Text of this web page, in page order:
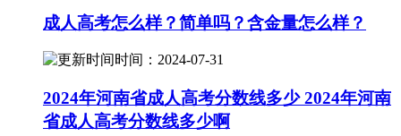
成人高考怎么样？简单吗？含金量怎么样？
时间：2024-07-31
2024年河南省成人高考分数线多少 2024年河南
省成人高考分数线多少啊